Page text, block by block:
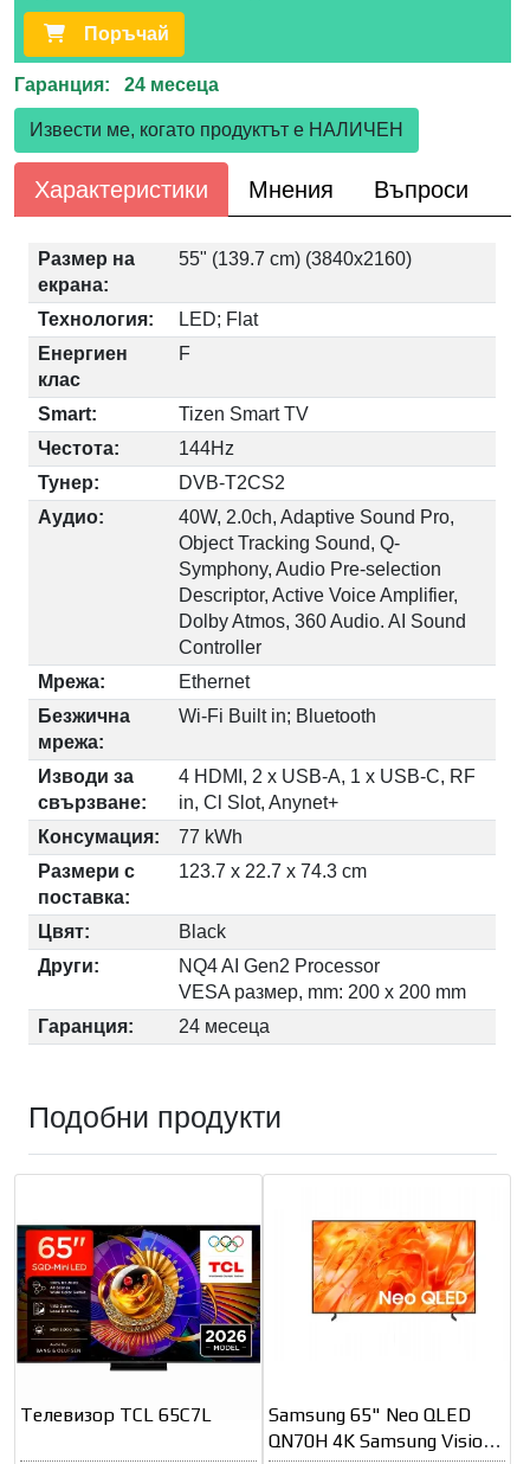
Поръчай
Гаранция: 24 месеца
Извести ме, когато продуктът е НАЛИЧЕН
Характеристики Мнения Въпроси
Размер на
екрана:
55" (139.7 cm) (3840x2160)
Технология:
LED; Flat
Енергиен
клас
F
Smart:
Tizen Smart TV
Честота:
144Hz
Тунер:
DVB-T2CS2
Аудио:
40W, 2.0ch, Adaptive Sound Pro,
Object Tracking Sound, Q-
Symphony, Audio Pre-selection
Descriptor, Active Voice Amplifier,
Dolby Atmos, 360 Audio. AI Sound
Controller
Мрежа:
Ethernet
Безжична
мрежа:
Wi-Fi Built in; Bluetooth
Изводи за
свързване:
4 HDMI, 2 x USB-A, 1 x USB-C, RF
in, Cl Slot, Anynet+
Консумация:
77 kWh
Размери с
поставка:
123.7 x 22.7 x 74.3 cm
Цвят:
Black
Други:
NQ4 AI Gen2 Processor
VESA размер, mm: 200 x 200 mm
Гаранция:
24 месеца
Подобни продукти
Телевизор TCL 65C7L
Samsung 65" Neo QLED
QN70H 4K Samsung Vision